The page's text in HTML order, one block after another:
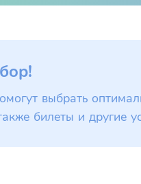
выбрать
билеты и другие